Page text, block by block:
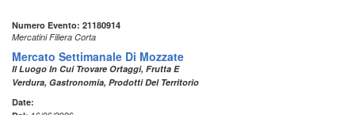
Numero Evento: 21180914
Mercatini Filiera Corta
Mercato Settimanale Di Mozzate
Il Luogo In Cui Trovare Ortaggi, Frutta E
Verdura, Gastronomia, Prodotti Del Territorio
Date: